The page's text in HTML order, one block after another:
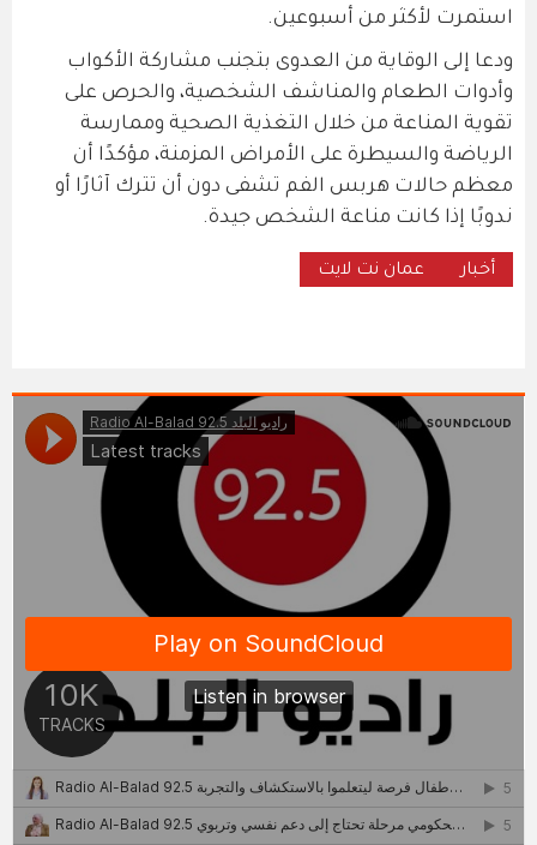
استمرت لأكثر من أسبوعين.
ودعا إلى الوقاية من العدوى بتجنب مشاركة الأكواب
وأدوات الطعام والمناشف الشخصية، والحرص على
تقوية المناعة من خلال التغذية الصحية وممارسة
الرياضة والسيطرة على الأمراض المزمنة، مؤكدًا أن
معظم حالات هربس الفم تشفى دون أن تترك آثارًا أو
ندوبًا إذا كانت مناعة الشخص جيدة.
أخبار عمان نت لايت